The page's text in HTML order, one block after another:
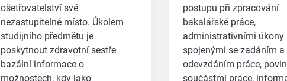
ošetřovatelství své
nezastupitelné místo. Úkolem
studijního předmětu je
poskytnout zdravotní sestře
bazální informace o
možnostech, kdy jako
postupu při zpracování
bakalářské práce,
administrativními úkony
spojenými se zadáním a
odevzdáním práce,
součástmi práce,